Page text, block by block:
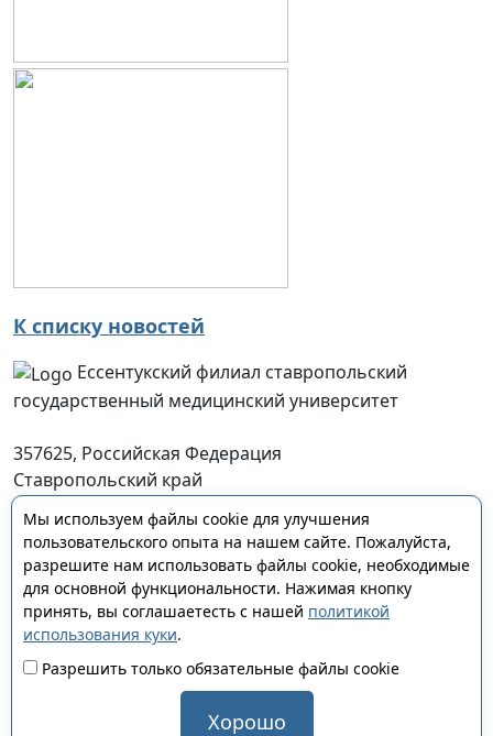
Мы используем файлы cookie для улучшения
пользовательского опыта на нашем сайте. Пожалуйста,
разрешите нам использовать файлы cookie, необходимые
для основной функциональности. Нажимая кнопку
принять, вы соглашаетесть с нашей политикой
использования куки.
Разрешить только обязательные файлы cookie
Хорошо
К списку новостей
Ессентукский филиал ставропольский
государственный медицинский университет
357625, Российская Федерация
Ставропольский край
г. Ессентуки, ул. Пятигорская, д. 123
essentFil@stgmu.ru
© 2008-2026 Ессентукский филиал Ставропольский
государственный медицинский университет